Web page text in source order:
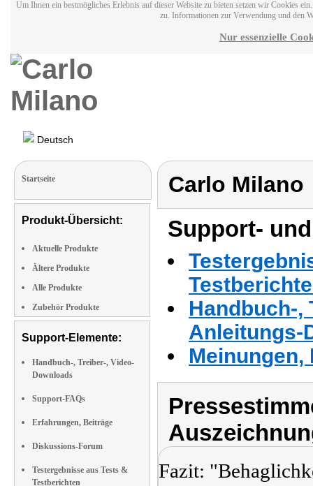
Um Ihnen ein bestmögliches Erlebnis auf dieser Website zu bieten setzen wir Cookies
zu. Informationen zur Verwendung und den
Nur essenzielle
Deutsch
Startseite
Produkt-Übersicht:
Aktuelle Produkte
Ältere Produkte
Alle Produkte
Zubehör Produkte
Support-Elemente:
Handbuch-, Treiber-, Video-
Downloads
Support-FAQs
Erfahrungen, Beiträge
Diskussions-Forum
Testergebnisse aus Tests &
Testberichten
Carlo Milano
Support-
Handbuch-,
Anleitungs-
Fazit: